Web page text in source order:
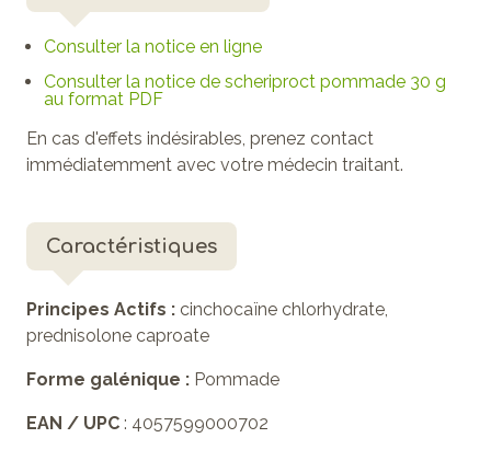
Consulter la notice en ligne
Consulter la notice de scheriproct pommade 30 g
au format PDF
En cas d'effets indésirables, prenez contact
immédiatemment avec votre médecin traitant.
Caractéristiques
Principes Actifs : cinchocaïne chlorhydrate,
prednisolone caproate
Forme galénique : Pommade
EAN / UPC : 4057599000702